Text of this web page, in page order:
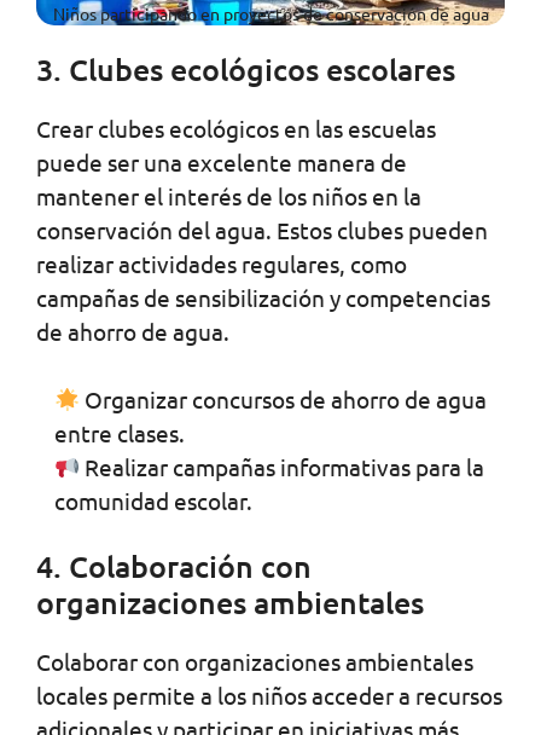
Niños participando en proyectos de conservación de agua
3. Clubes ecológicos escolares
Crear clubes ecológicos en las escuelas
puede ser una excelente manera de
mantener el interés de los niños en la
conservación del agua. Estos clubes pueden
realizar actividades regulares, como
campañas de sensibilización y competencias
de ahorro de agua.
Organizar concursos de ahorro de agua
entre clases.
Realizar campañas informativas para la
comunidad escolar.
4. Colaboración con
organizaciones ambientales
Colaborar con organizaciones ambientales
locales permite a los niños acceder a recursos